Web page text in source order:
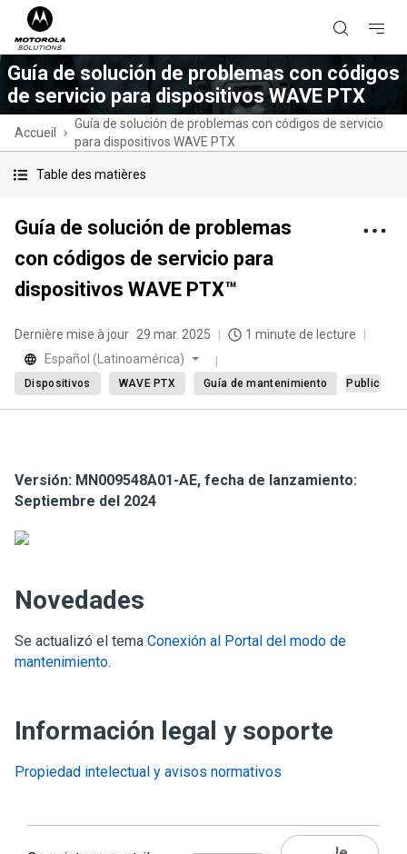
Guía de solución de problemas con códigos
de servicio para dispositivos WAVE PTX
Accueil
Guía de solución de problemas con códigos de servicio
para dispositivos WAVE PTX
Table des matières
Guía de solución de problemas
con códigos de servicio para
dispositivos WAVE PTX™
Dernière mise à jour 29 mar. 2025
1 minute de lecture
Español (Latinoamérica)
Dispositivos WAVE PTX Guía de mantenimiento Public
Versión: MN009548A01-AE, fecha de lanzamiento:
Septiembre del 2024
Novedades
Se actualizó el tema Conexión al Portal del modo de
mantenimiento.
Información legal y soporte
Propiedad intelectual y avisos normativos